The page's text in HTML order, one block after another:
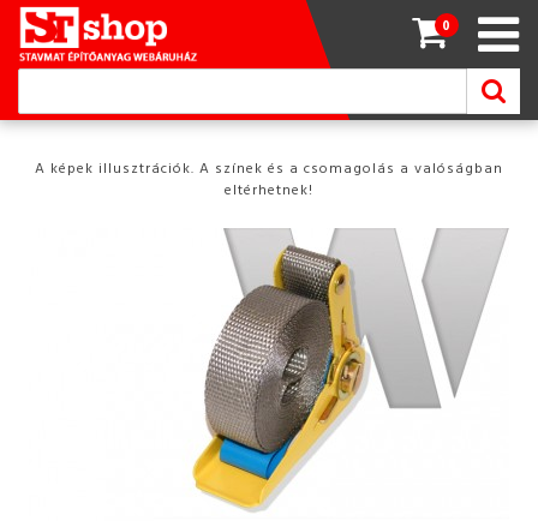
0
A képek illusztrációk. A színek és a csomagolás a valóságban
eltérhetnek!